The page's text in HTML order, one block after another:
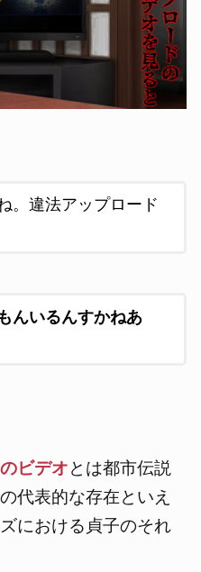
。違法アップロード
んいるんすかねあ
ビデオとは都市伝説
代表的な存在といえ
における貞子のそれ